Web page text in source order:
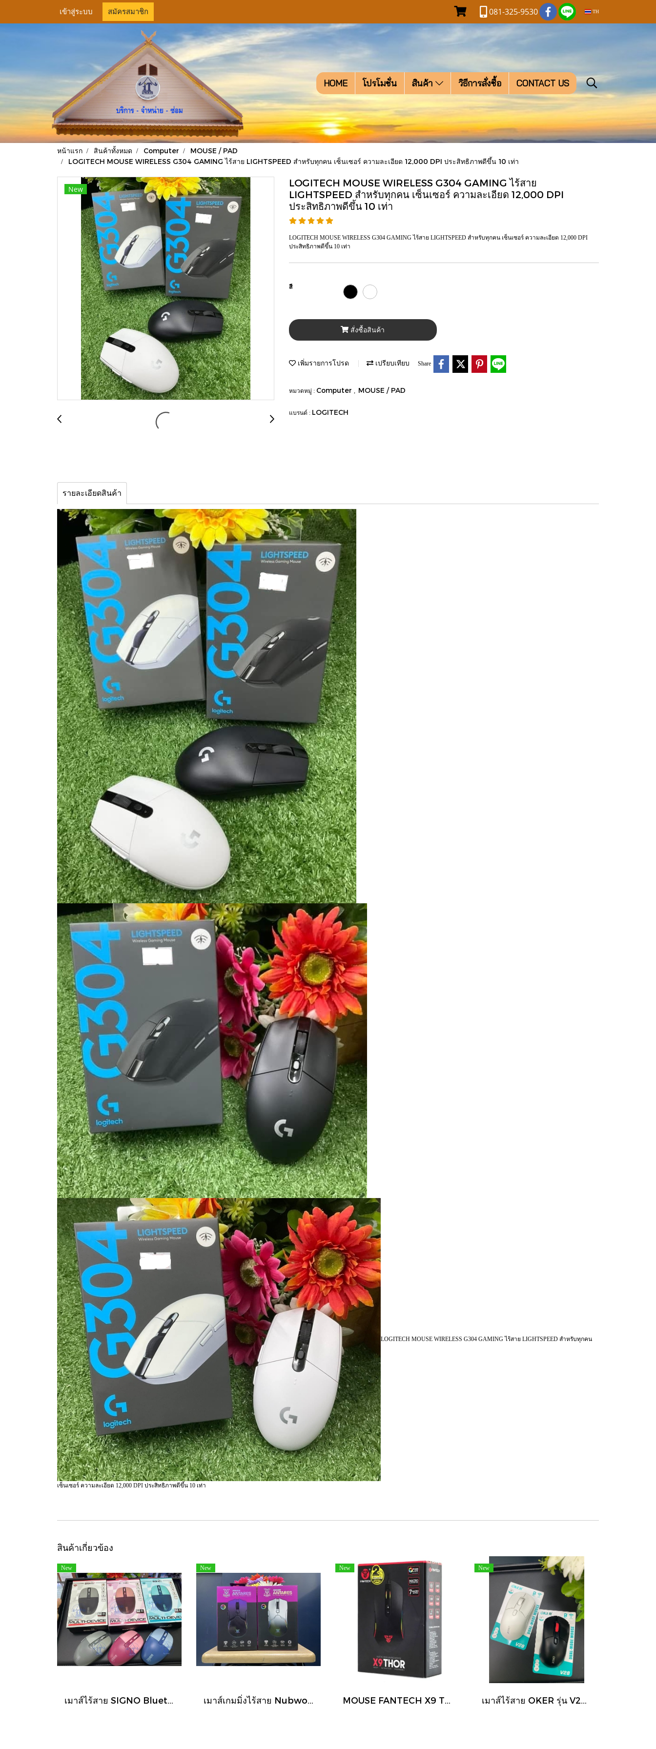
เข้าสู่ระบบ สมัครสมาชิก 081-325-9530 TH
HOME โปรโมชั่น สินค้า วิธีการสั่งซื้อ CONTACT US
หน้าแรก สินค้าทั้งหมด Computer
MOUSE / PAD
LOGITECH MOUSE WIRELESS G304 GAMING ไร้สาย LIGHTSPEED สำหรับทุกคน เซ็นเซอร์ ความละเอียด 12,000 DPI ประสิทธิภาพดีขึ้น 10 เท่า
New
LOGITECH MOUSE WIRELESS G304 GAMING ไร้สาย
LIGHTSPEED สำหรับทุกคน เซ็นเซอร์ ความละเอียด 12,000 DPI
ประสิทธิภาพดีขึ้น 10 เท่า
LOGITECH MOUSE WIRELESS G304 GAMING ไร้สาย LIGHTSPEED สำหรับทุกคน เซ็นเซอร์ ความละเอียด 12,000 DPI
ประสิทธิภาพดีขึ้น 10 เท่า
สี
สั่งซื้อสินค้า
เพิ่มรายการโปรด เปรียบเทียบ Share
หมวดหมู่ : Computer MOUSE / PAD
แบรนด์ : LOGITECH
รายละเอียดสินค้า
LOGITECH MOUSE WIRELESS G304 GAMING ไร้สาย LIGHTSPEED สำหรับทุกคน
เซ็นเซอร์ ความละเอียด 12,000 DPI ประสิทธิภาพดีขึ้น 10 เท่า
สินค้าเกี่ยวข้อง
New New New New